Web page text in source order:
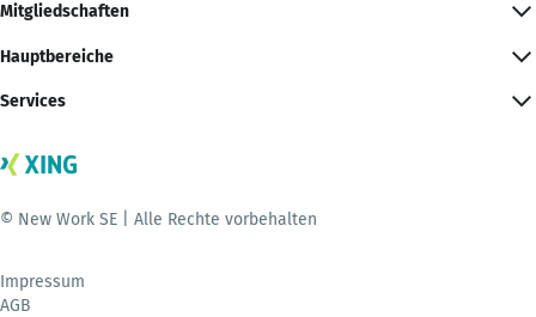
Mitgliedschaften
Hauptbereiche
Services
© New Work SE | Alle Rechte vorbehalten
Impressum
AGB